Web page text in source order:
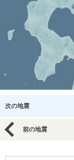
次の地震
前の地震